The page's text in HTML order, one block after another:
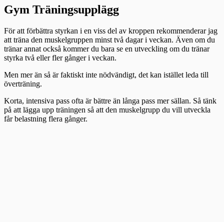
Gym Träningsupplägg
För att förbättra styrkan i en viss del av kroppen rekommenderar jag
att träna den muskelgruppen minst två dagar i veckan. Även om du
tränar annat också kommer du bara se en utveckling om du tränar
styrka två eller fler gånger i veckan.
Men mer än så är faktiskt inte nödvändigt, det kan istället leda till
överträning.
Korta, intensiva pass ofta är bättre än långa pass mer sällan. Så tänk
på att lägga upp träningen så att den muskelgrupp du vill utveckla
får belastning flera gånger.